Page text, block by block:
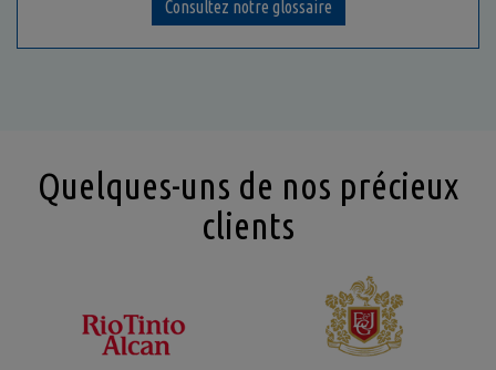
Consultez notre glossaire
Quelques-uns de nos précieux
clients